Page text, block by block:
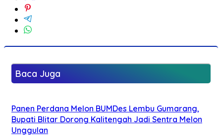
Baca Juga
Panen Perdana Melon BUMDes Lembu Gumarang,
Bupati Blitar Dorong Kalitengah Jadi Sentra Melon
Unggulan